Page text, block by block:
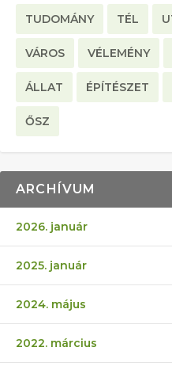
TUDOMÁNY TÉL
VÁROS VÉLEMÉNY
ÁLLAT ÉPÍTÉSZET
ŐSZ
ARCHÍVUM
2026. január
2025. január
2024. május
2022. március